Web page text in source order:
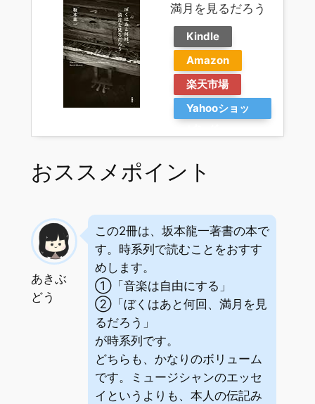
満月を見るだろう
Kindle
Amazon
楽天市場
Yahooショッ
おススメポイント
あきぶ
どう
この2冊は、坂本龍一著書の本で
す。時系列で読むことをおすす
めします。
①「音楽は自由にする」
②「ぼくはあと何回、満月を見
るだろう」
が時系列です。
どちらも、かなりのボリューム
です。ミュージシャンのエッセ
イというよりも、本人の伝記み